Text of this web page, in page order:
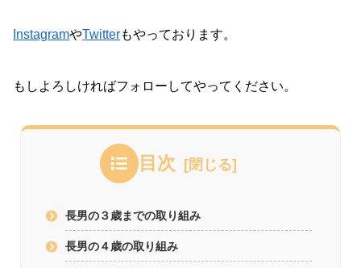
InstagramやTwitterもやっております。
もしよろしければフォローしてやってください。
目次
長男の３歳までの取り組み
長男の４歳の取り組み